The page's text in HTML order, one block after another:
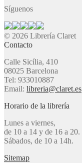
Síguenos
© 2026 Librería Claret
Contacto
Calle Sicília, 410
08025 Barcelona
Tel: 933010887
Email: libreria@claret.es
Horario de la librería
Lunes a viernes,
de 10 a 14 y de 16 a 20.
Sábados, de 10 a 14h.
Sitemap